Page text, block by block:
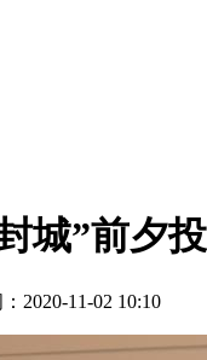
城”前夕
2020-11-02 10:10